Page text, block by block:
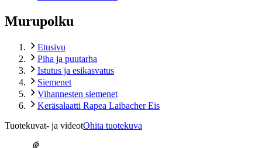
Murupolku
Etusivu
Piha ja puutarha
Istutus ja esikasvatus
Siemenet
Vihannesten siemenet
Keräsalaatti Rapea Laibacher Eis
Tuotekuvat- ja videotOhita tuotekuva